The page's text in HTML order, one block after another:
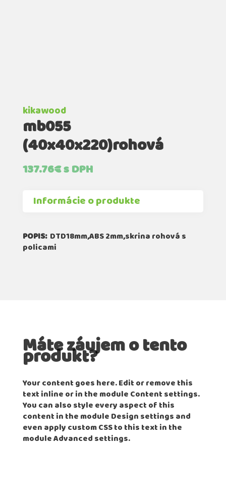
kikawood
mb055
(40x40x220)rohová
137.76€s DPH
Informácie o produkte
POPIS: DTD18mm,ABS 2mm,skrina rohová s
policami
Máte záujem o tento
produkt?
Your content goes here. Edit or remove this
text inline or in the module Content settings.
You can also style every aspect of this
content in the module Design settings and
even apply custom CSS to this text in the
module Advanced settings.